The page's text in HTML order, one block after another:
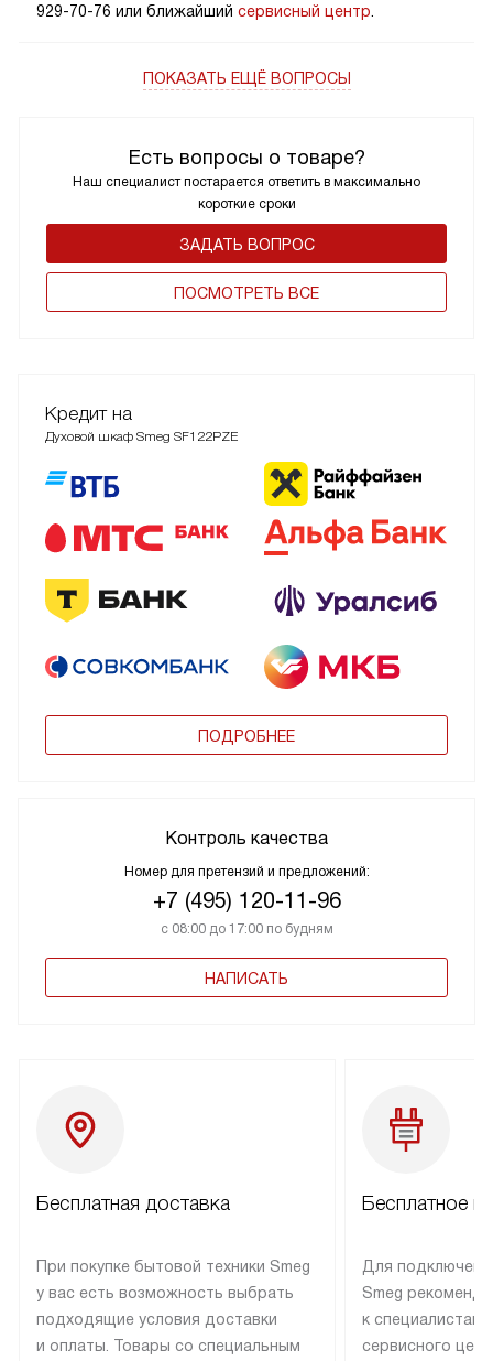
Есть вопросы о товаре?
Наш специалист постарается ответить в максимально
короткие сроки
ЗАДАТЬ ВОПРОС
ПОCМОТРЕТЬ ВСЕ
929-70-76 или ближайший сервисный центр
ПОКАЗАТЬ ЕЩЁ ВОПРОСЫ
Кредит на
Духовой шкаф Smeg SF122PZE
ПОДРОБНЕЕ
Контроль качества
Номер для претензий и предложений:
+7 (495) 120-11-96
с 08:00 до 17:00 по будням
НАПИСАТЬ
Бесплатная доставка
При покупке бытовой техники Smeg
у вас есть возможность выбрать
подходящие условия доставки
и оплаты. Товары со специальным
Бесплатное
Для
Smeg
к специалистам
сервисного